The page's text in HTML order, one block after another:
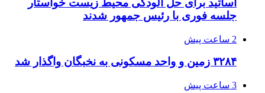
اساتید برای حل آلودگی محیط زیست خواستار
جلسه فوری با رئیس جمهور شدند
2 ساعت پیش
۳۲۸۴ زمین و واحد مسکونی به نخبگان واگذار شد
3 ساعت پیش